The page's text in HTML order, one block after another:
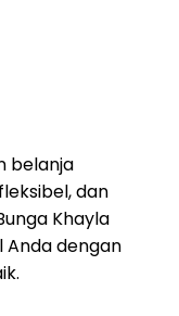
belanja
dan
Khayla
Anda dengan